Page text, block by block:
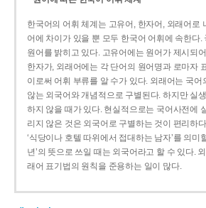
한국어의 어휘 체계는 고유어, 한자어, 외래어로
어에 차이가 있을 뿐 모두 한국어 어휘에 속한다.
원어를 밝히고 있다. 고유어에는 원어가 제시되
한자가, 외래어에는 각 단어의 원어명과 로마자
이로써 어휘 부류를 알 수가 있다. 외래어는 국어
않는 외국어와 개념적으로 구별된다. 하지만 실
하지 않을 때가 있다. 현실적으로는 국어사전에
리지 않은 것은 외국어로 구별하는 것이 편리하
‘식당이나 호텔 따위에서 접대하는 남자’를 의미
년’의 뜻으로 쓰일 때는 외국어라고 할 수 있다.
래어 표기법의 원칙을 준용하는 일이 많다.